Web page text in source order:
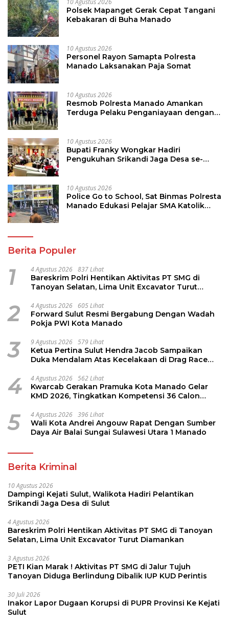
10 Agustus 2026
Polsek Mapanget Gerak Cepat Tangani
Kebakaran di Buha Manado
10 Agustus 2026
Personel Rayon Samapta Polresta
Manado Laksanakan Paja Somat
10 Agustus 2026
Resmob Polresta Manado Amankan
Terduga Pelaku Penganiayaan dengan
10 Agustus 2026
Bupati Franky Wongkar Hadiri
Pengukuhan Srikandi Jaga Desa se-
10 Agustus 2026
Police Go to School, Sat Binmas Polresta
Manado Edukasi Pelajar SMA Katolik
Berita Populer
1 4 Agustus 2026 837 Lihat
Bareskrim Polri Hentikan Aktivitas PT SMG di
Tanoyan Selatan, Lima Unit Excavator Turut
2 4 Agustus 2026 605 Lihat
Forward Sulut Resmi Bergabung Dengan Wadah
Pokja PWI Kota Manado
3 9 Agustus 2026 579 Lihat
Ketua Pertina Sulut Hendra Jacob Sampaikan
Duka Mendalam Atas Kecelakaan di Drag Race
4 4 Agustus 2026 562 Lihat
Kwarcab Gerakan Pramuka Kota Manado Gelar
KMD 2026, Tingkatkan Kompetensi 36 Calon
5 4 Agustus 2026 396 Lihat
Wali Kota Andrei Angouw Rapat Dengan Sumber
Daya Air Balai Sungai Sulawesi Utara 1 Manado
Berita Kriminal
10 Agustus 2026
Dampingi Kejati Sulut, Walikota Hadiri Pelantikan
Srikandi Jaga Desa di Sulut
4 Agustus 2026
Bareskrim Polri Hentikan Aktivitas PT SMG di Tanoyan
Selatan, Lima Unit Excavator Turut Diamankan
3 Agustus 2026
PETI Kian Marak ! Aktivitas PT SMG di Jalur Tujuh
Tanoyan Diduga Berlindung Dibalik IUP KUD Perintis
30 Juli 2026
Inakor Lapor Dugaan Korupsi di PUPR Provinsi Ke Kejati
Sulut